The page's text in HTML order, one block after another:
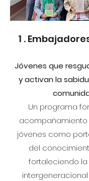
1 .
Jóvenes que
y activan la
Un programa
acompañamiento
jóvenes como
del
fortaleciendo la